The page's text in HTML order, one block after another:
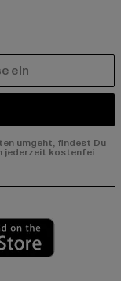
umgeht, findest Du
jederzeit kostenfei